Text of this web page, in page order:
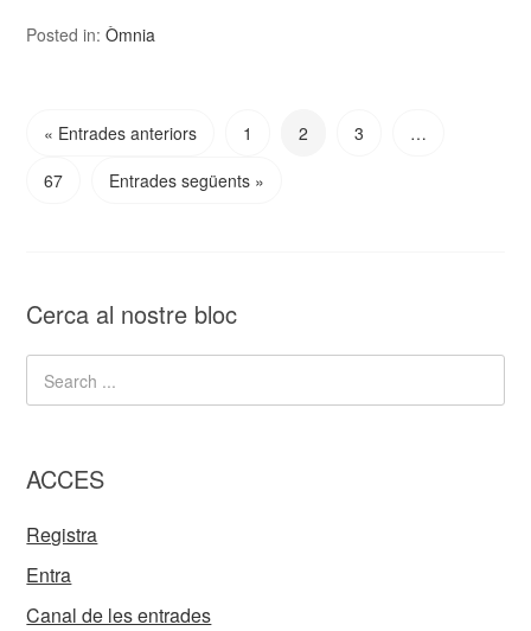
Posted in:Òmnia
« Entrades anteriors 1 2 3
…
67
Entrades següents »
Cerca al nostre bloc
ACCES
Registra
Entra
Canal de les entrades